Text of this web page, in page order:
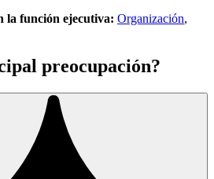
la función ejecutiva: Organización,
preocupación?